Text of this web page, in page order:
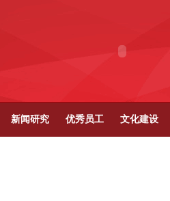
新闻研究 优秀员工 文化建设